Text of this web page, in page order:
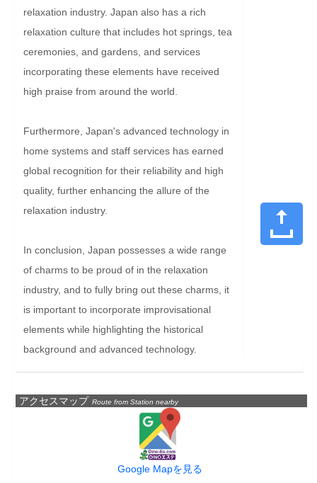
relaxation industry. Japan also has a rich
relaxation culture that includes hot springs, tea
ceremonies, and gardens, and services
incorporating these elements have received
high praise from around the world.
Furthermore, Japan's advanced technology in
home systems and staff services has earned
global recognition for their reliability and high
quality, further enhancing the allure of the
relaxation industry.
In conclusion, Japan possesses a wide range
of charms to be proud of in the relaxation
industry, and to fully bring out these charms, it
is important to incorporate improvisational
elements while highlighting the historical
background and advanced technology.
アクセスマップ Route from Station nearby
Google Mapを見る